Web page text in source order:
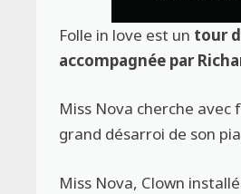
Folle in love est un tour
accompagnée par
Miss Nova cherche
grand désarroi de son
Miss Nova, Clown